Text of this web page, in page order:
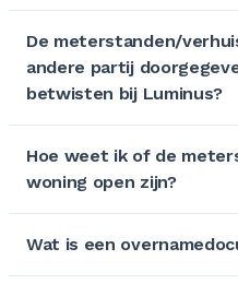
De meterstanden/
andere partij
betwisten bij Luminus?
Hoe weet ik of de
woning open zijn?
Wat is een